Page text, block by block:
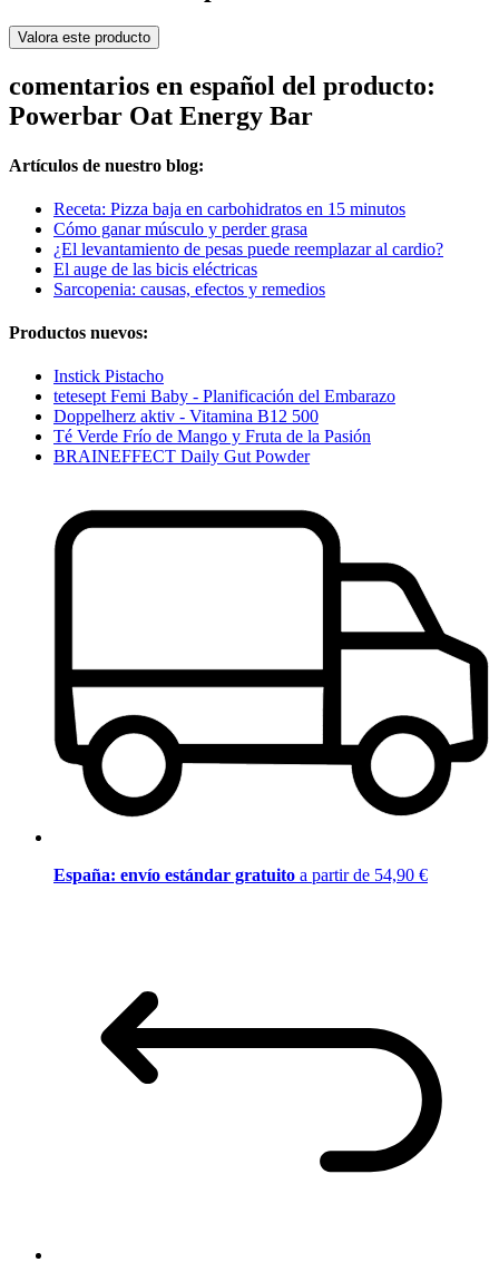
Valora este producto
comentarios en español del producto:
Powerbar Oat Energy Bar
Artículos de nuestro blog:
Receta: Pizza baja en carbohidratos en 15 minutos
Cómo ganar músculo y perder grasa
¿El levantamiento de pesas puede reemplazar al cardio?
El auge de las bicis eléctricas
Sarcopenia: causas, efectos y remedios
Productos nuevos:
Instick Pistacho
tetesept Femi Baby - Planificación del Embarazo
Doppelherz aktiv - Vitamina B12 500
Té Verde Frío de Mango y Fruta de la Pasión
BRAINEFFECT Daily Gut Powder
España: envío estándar gratuito a partir de 54,90 €